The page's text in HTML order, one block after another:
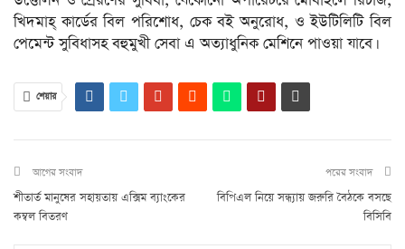
খিদমাহ্ কার্ডের বিল পরিশোধ, চেক বই অনুরোধ, ও ইউটিলিটি বিল
পেমেন্ট সুবিধাসহ বহুমুখী সেবা এ অত্যাধুনিক মেশিনে পাওয়া যাবে।
শেয়ার
আগের সংবাদ
শীতার্ত মানুষের সহায়তায় এক্সিম ব্যাংকের
কম্বল বিতরণ
পরের সংবাদ
বিপিএল নিয়ে সন্ধ্যায় জরুরি বৈঠকে বসছে
বিসিবি